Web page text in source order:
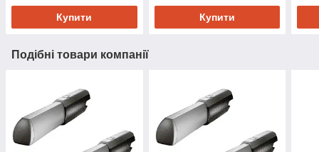
Купити Купити
Подібні товари компанії